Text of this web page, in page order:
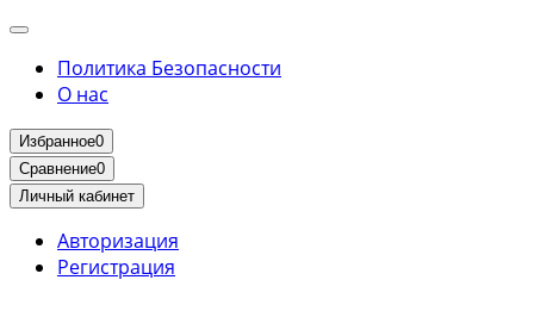
Политика Безопасности
О нас
Избранное0
Сравнение0
Личный кабинет
Авторизация
Регистрация